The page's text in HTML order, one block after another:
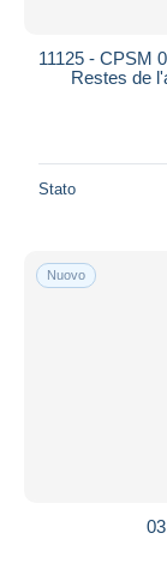
11125 - CPSM
Restes de
Stato
Nuovo